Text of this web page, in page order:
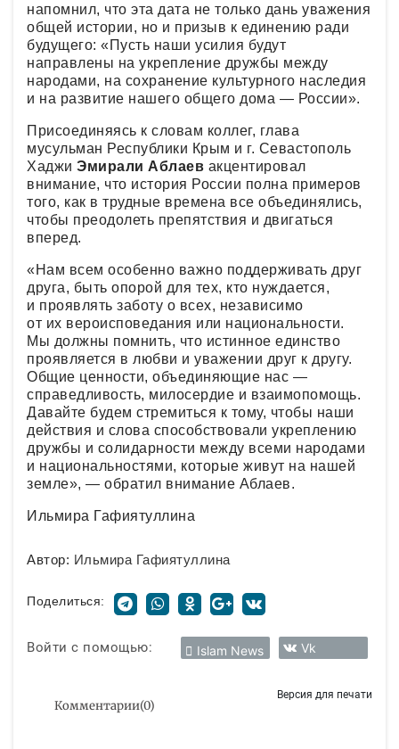
напомнил, что эта дата не только дань уважения
общей истории, но и призыв к единению ради
будущего: «Пусть наши усилия будут
направлены на укрепление дружбы между
народами, на сохранение культурного наследия
и на развитие нашего общего дома — России».
Присоединяясь к словам коллег, глава
мусульман Республики Крым и г. Севастополь
Хаджи Эмирали Аблаев акцентировал
внимание, что история России полна примеров
того, как в трудные времена все объединялись,
чтобы преодолеть препятствия и двигаться
вперед.
«Нам всем особенно важно поддерживать друг
друга, быть опорой для тех, кто нуждается,
и проявлять заботу о всех, независимо
от их вероисповедания или национальности.
Мы должны помнить, что истинное единство
проявляется в любви и уважении друг к другу.
Общие ценности, объединяющие нас —
справедливость, милосердие и взаимопомощь.
Давайте будем стремиться к тому, чтобы наши
действия и слова способствовали укреплению
дружбы и солидарности между всеми народами
и национальностями, которые живут на нашей
земле», — обратил внимание Аблаев.
Ильмира Гафиятуллина
Автор: Ильмира Гафиятуллина
Поделиться:
Войти с помощью: Islam News Vk
Комментарии(0)
Версия для печати